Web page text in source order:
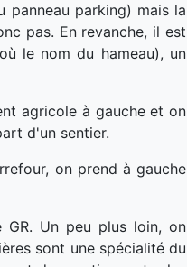
panneau parking) mais la
pas. En revanche, il est
le nom du hameau), un
agricole à gauche et on
d'un sentier.
on prend à gauche
Un peu plus loin, on
sont une spécialité du